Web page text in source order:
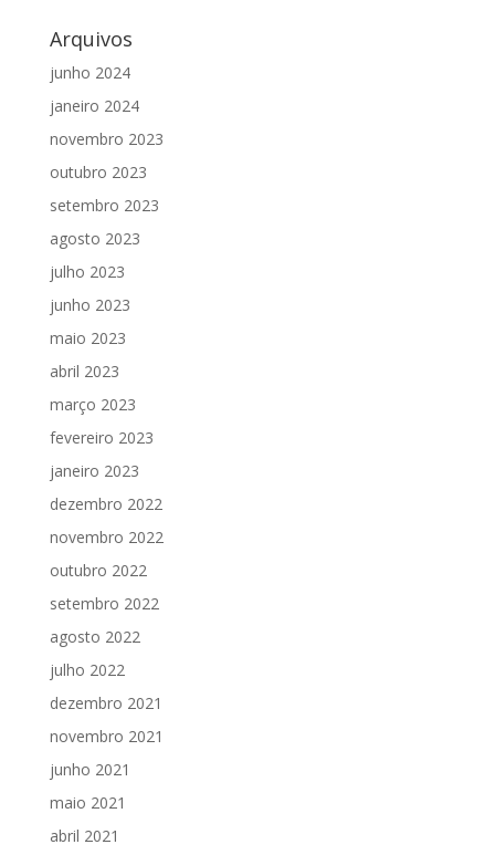
Arquivos
junho 2024
janeiro 2024
novembro 2023
outubro 2023
setembro 2023
agosto 2023
julho 2023
junho 2023
maio 2023
abril 2023
março 2023
fevereiro 2023
janeiro 2023
dezembro 2022
novembro 2022
outubro 2022
setembro 2022
agosto 2022
julho 2022
dezembro 2021
novembro 2021
junho 2021
maio 2021
abril 2021